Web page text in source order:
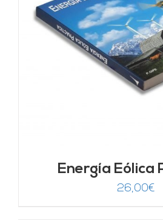
Energía Eólica
26,00€